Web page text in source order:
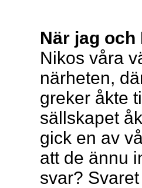
När jag
Nikos våra
närheten,
greker åkte
sällskapet
gick en av
att de ännu
svar?